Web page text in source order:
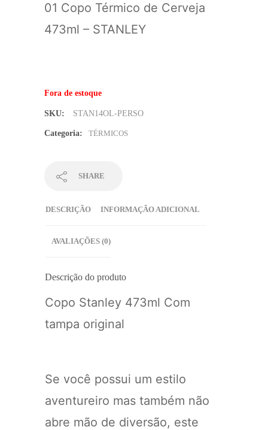
01 Copo Térmico de Cerveja
473ml – STANLEY
Fora de estoque
SKU: STAN14OL-PERSO
Categoria: TÉRMICOS
SHARE
DESCRIÇÃO INFORMAÇÃO ADICIONAL
AVALIAÇÕES (0)
Descrição do produto
Copo Stanley 473ml Com
tampa original
Se você possui um estilo
aventureiro mas também não
abre mão de diversão, este